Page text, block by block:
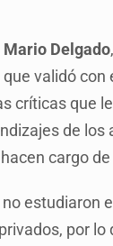
Mario Delgado
validó
críticas que
de los
cargo
estudiaron
por lo